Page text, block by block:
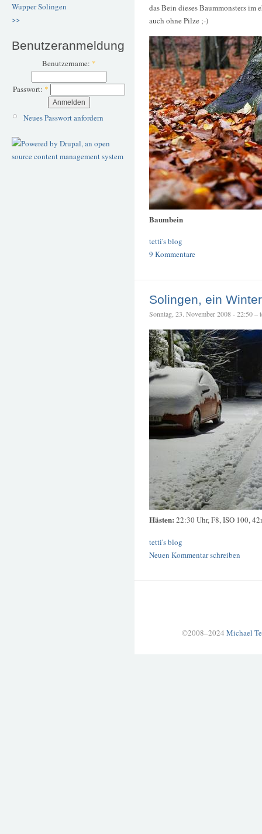
WupperSolingen
>>
Benutzeranmeldung
Benutzername: *
Passwort: *
Neues Passwort anfordern
das Bein dieses Baummonsters im
auch ohne Pilze ;-)
Baumbein
tetti's blog
9 Kommentare
Solingen, ein
Sonntag, 23. November 2008 - 22:50 –
Hästen: 22:30 Uhr, F8, ISO 100,
tetti's blog
Neuen Kommentar schreiben
©2008–2024 Michael